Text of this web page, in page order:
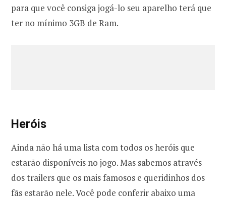
para que você consiga jogá-lo seu aparelho terá que
ter no mínimo 3GB de Ram.
Heróis
Ainda não há uma lista com todos os heróis que
estarão disponíveis no jogo. Mas sabemos através
dos trailers que os mais famosos e queridinhos dos
fãs estarão nele. Você pode conferir abaixo uma